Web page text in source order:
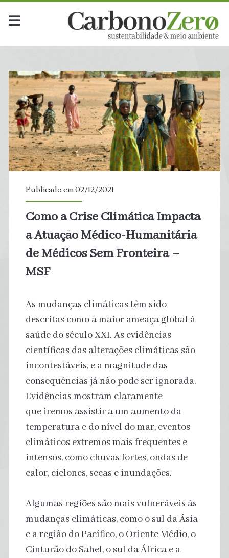
Publicado em 02/12/2021
Como a Crise Climática Impacta
a Atuação Médico-Humanitária
de Médicos Sem Fronteira –
MSF
As mudanças climáticas têm sido
descritas como a maior ameaça global à
saúde do século XXI. As evidências
científicas das alterações climáticas são
incontestáveis, e a magnitude das
consequências já não pode ser ignorada.
Evidências mostram claramente
que iremos assistir a um aumento da
temperatura e do nível do mar, eventos
climáticos extremos mais frequentes e
intensos, como chuvas fortes, ondas de
calor, ciclones, secas e inundações.
Algumas regiões são mais vulneráveis às
mudanças climáticas, como o sul da Ásia
e a região do Pacífico, o Oriente Médio, o
Cinturão do Sahel, o sul da África e a